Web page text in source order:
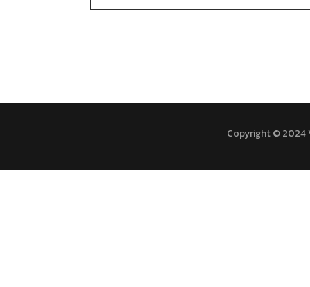
Copyright © 2024